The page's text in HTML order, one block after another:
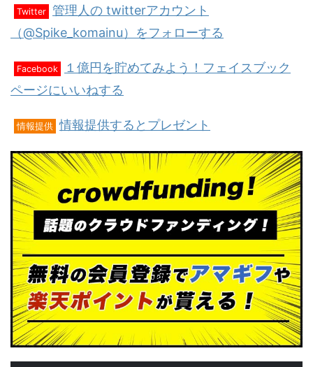
Twitter 管理人の twitterアカウント
（@Spike_komainu）をフォローする
Facebook
１億円を貯めてみよう！フェイスブック
ページにいいねする
情報提供 情報提供するとプレゼント